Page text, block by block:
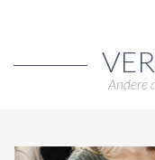
Andere